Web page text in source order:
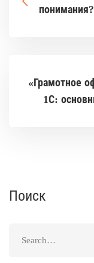
«Грамотное
1С:
Поиск